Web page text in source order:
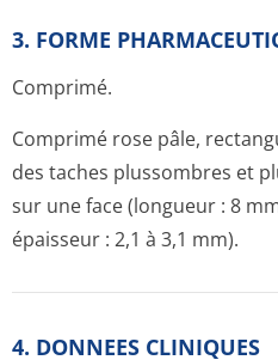
3. FORME
Comprimé.
Comprimé rose pâle,
des taches plussombres et
sur une face (longueur : 8
épaisseur : 2,1 à 3,1 mm).
4. DONNEES CLINIQUES